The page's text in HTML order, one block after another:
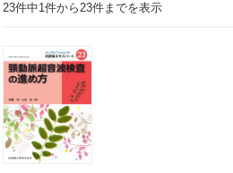
23件中1件から23件までを表示